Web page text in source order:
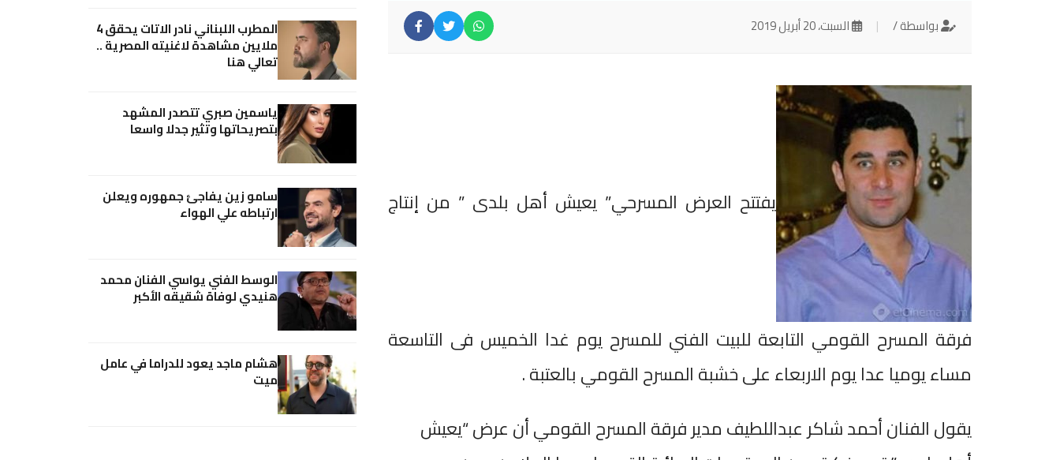
بواسطة / | السبت، 20 أبريل 2019
يفتتح العرض المسرحي” يعيش أهل بلدى ” من إنتاج
فرقة المسرح القومي التابعة للبيت الفني للمسرح يوم غدا الخميس فى التاسعة
مساء يوميا عدا يوم الاربعاء على خشبة المسرح القومي بالعتبة .
يقول الفنان أحمد شاكر عبداللطيف مدير فرقة المسرح القومي أن عرض “يعيش
المطرب اللبناني نادر الاتات يحقق 4
ملايين مشاهدة لاغنيته المصرية ..
تعالي هنا
ياسمين صبري تتصدر المشهد
بتصريحاتها وتثير جدلا واسعا
سامو زين يفاجئ جمهوره ويعلن
ارتباطه علي الهواء
الوسط الفني يواسي الفنان محمد
هنيدي لوفاة شقيقه الأكبر
هشام ماجد يعود للدراما في عامل
ميت